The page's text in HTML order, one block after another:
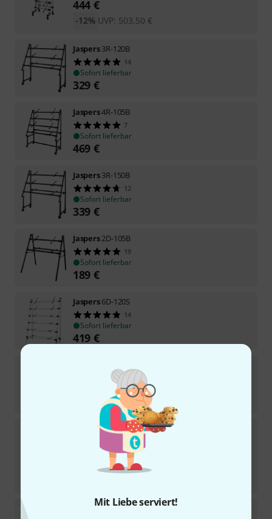
Mit Liebe serviert!
444 €
UVP: 503,50 €
-12%
Jaspers3R-120B
14
Sofort lieferbar
329 €
Jaspers4R-105B
7
Sofort lieferbar
469 €
Jaspers3R-150B
12
Sofort lieferbar
339 €
Jaspers2D-105B
19
Sofort lieferbar
189 €
Jaspers6D-120S
14
Sofort lieferbar
419 €
Sofort lieferbar
Jaspers5D-120S
19
Sofort lieferbar
Jaspers4R-140B